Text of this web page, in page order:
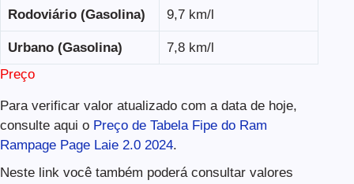
Rodoviário (Gasolina) 9,7 km/l
Urbano (Gasolina)
7,8 km/l
Preço
Para verificar valor atualizado com a data de hoje,
consulte aqui o Preço de Tabela Fipe do Ram
Rampage Page Laie 2.0 2024.
Neste link você também poderá consultar valores